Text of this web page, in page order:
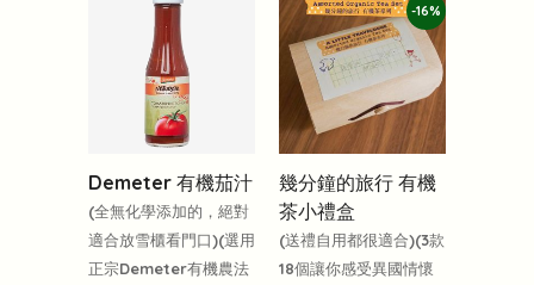
Demeter 有機茄汁
(全無化學添加的，絕對
適合放雪櫃看門口)(選用
正宗Demeter有機農法
-16%
幾分鐘的旅行 有機
茶小禮盒
(送禮自用都很適合)(3款
18個讓你感受異國情懷